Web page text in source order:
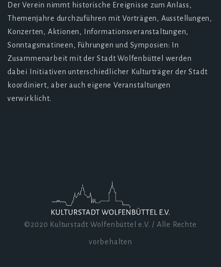
Der Verein nimmt historische Ereignisse zum Anlass,
Themenjahre durchzuführen mit Vorträgen, Ausstellungen,
Konzerten, Aktionen, Informationsveranstaltungen,
Sonntagsmatineen, Führungen und Symposien: In
Zusammenarbeit mit der Stadt Wolfenbüttel werden
dabei Initiativen unterschiedlicher Kulturträger der Stadt
koordiniert, aber auch eigene Veranstaltungen
verwirklicht.
©2020 Kulturstadt Wolfenbüttel e.V. / Alle Rechte
vorbehalten